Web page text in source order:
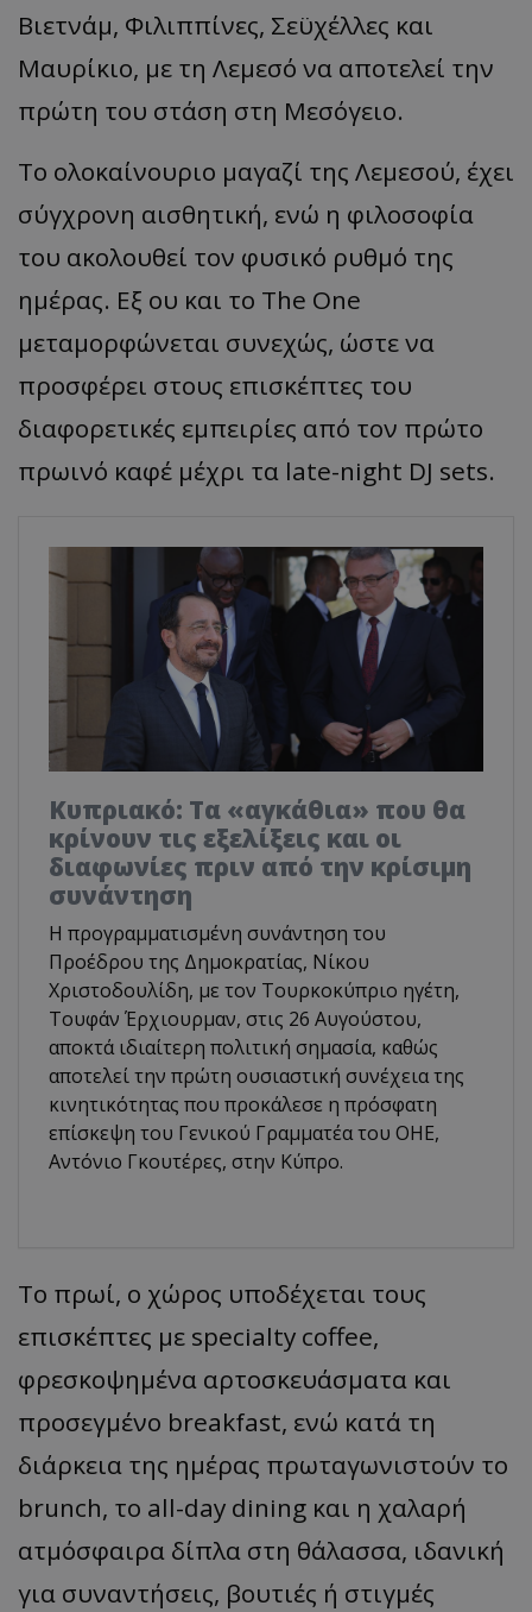
Βιετνάμ, Φιλιππίνες, Σεϋχέλλες και
Μαυρίκιο, με τη Λεμεσό να αποτελεί την
πρώτη του στάση στη Μεσόγειο.
Το ολοκαίνουριο μαγαζί της Λεμεσού, έχει
σύγχρονη αισθητική, ενώ η φιλοσοφία
του ακολουθεί τον φυσικό ρυθμό της
ημέρας. Εξ ου και το The One
μεταμορφώνεται συνεχώς, ώστε να
προσφέρει στους επισκέπτες του
διαφορετικές εμπειρίες από τον πρώτο
πρωινό καφέ μέχρι τα late-night DJ sets.
Κυπριακό: Τα «αγκάθια» που θα
κρίνουν τις εξελίξεις και οι
διαφωνίες πριν από την κρίσιμη
συνάντηση
Η προγραμματισμένη συνάντηση του
Προέδρου της Δημοκρατίας, Νίκου
Χριστοδουλίδη, με τον Τουρκοκύπριο ηγέτη,
Τουφάν Έρχιουρμαν, στις 26 Αυγούστου,
αποκτά ιδιαίτερη πολιτική σημασία, καθώς
αποτελεί την πρώτη ουσιαστική συνέχεια της
κινητικότητας που προκάλεσε η πρόσφατη
επίσκεψη του Γενικού Γραμματέα του ΟΗΕ,
Αντόνιο Γκουτέρες, στην Κύπρο.
Το πρωί, ο χώρος υποδέχεται τους
επισκέπτες με specialty coffee,
φρεσκοψημένα αρτοσκευάσματα και
προσεγμένο breakfast, ενώ κατά τη
διάρκεια της ημέρας πρωταγωνιστούν το
brunch, το all-day dining και η χαλαρή
ατμόσφαιρα δίπλα στη θάλασσα, ιδανική
για συναντήσεις, βουτιές ή στιγμές